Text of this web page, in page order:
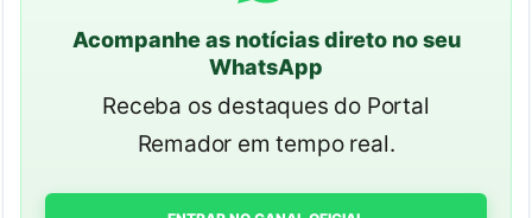
Acompanhe as notícias direto no seu
WhatsApp
Receba os destaques do Portal
Remador em tempo real.